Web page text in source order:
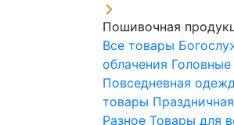
Пошивочная
Все товары
облачения
Повседневная
товары
Разное Товары для